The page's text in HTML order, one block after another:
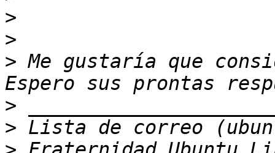
>
>
> Me gustaría que
>
>